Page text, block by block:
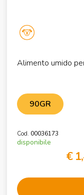
Alimento umido
90GR
Cod. 00036173
disponibile
€